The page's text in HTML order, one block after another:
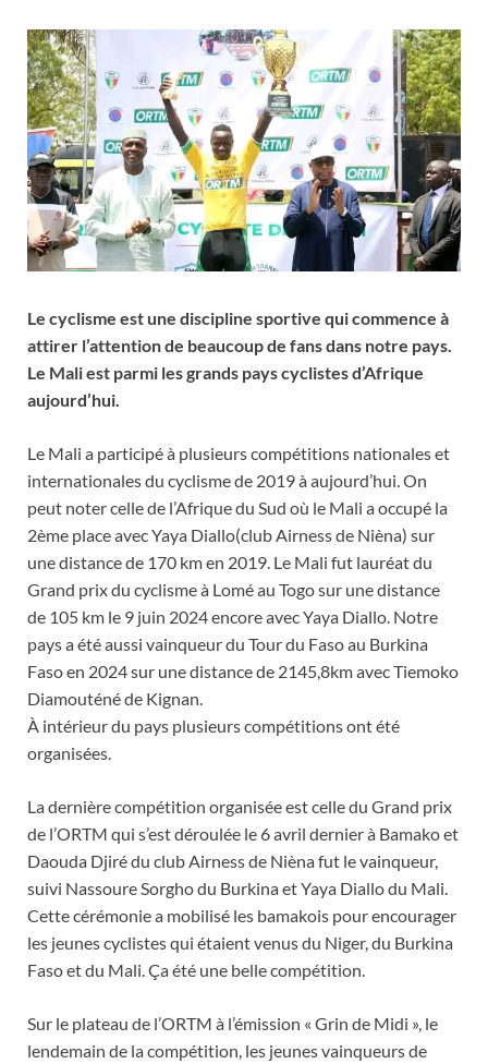
Le cyclisme est une discipline sportive qui commence à
attirer l’attention de beaucoup de fans dans notre pays.
Le Mali est parmi les grands pays cyclistes d’Afrique
aujourd’hui.
Le Mali a participé à plusieurs compétitions nationales et
internationales du cyclisme de 2019 à aujourd’hui. On
peut noter celle de l’Afrique du Sud où le Mali a occupé la
2ème place avec Yaya Diallo(club Airness de Nièna) sur
une distance de 170 km en 2019. Le Mali fut lauréat du
Grand prix du cyclisme à Lomé au Togo sur une distance
de 105 km le 9 juin 2024 encore avec Yaya Diallo. Notre
pays a été aussi vainqueur du Tour du Faso au Burkina
Faso en 2024 sur une distance de 2145,8km avec Tiemoko
Diamouténé de Kignan.
À intérieur du pays plusieurs compétitions ont été
organisées.
La dernière compétition organisée est celle du Grand prix
de l’ORTM qui s’est déroulée le 6 avril dernier à Bamako et
Daouda Djiré du club Airness de Nièna fut le vainqueur,
suivi Nassoure Sorgho du Burkina et Yaya Diallo du Mali.
Cette cérémonie a mobilisé les bamakois pour encourager
les jeunes cyclistes qui étaient venus du Niger, du Burkina
Faso et du Mali. Ça été une belle compétition.
Sur le plateau de l’ORTM à l’émission « Grin de Midi », le
lendemain de la compétition, les jeunes vainqueurs de